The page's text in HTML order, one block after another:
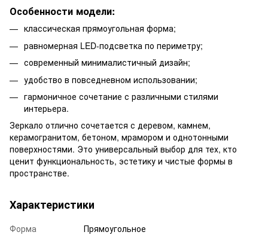
Особенности модели:
классическая прямоугольная форма;
равномерная LED-подсветка по периметру;
современный минималистичный дизайн;
удобство в повседневном использовании;
гармоничное сочетание с различными стилями
интерьера.
Зеркало отлично сочетается с деревом, камнем,
керамогранитом, бетоном, мрамором и однотонными
поверхностями. Это универсальный выбор для тех, кто
ценит функциональность, эстетику и чистые формы в
пространстве.
Характеристики
Форма
Прямоугольное